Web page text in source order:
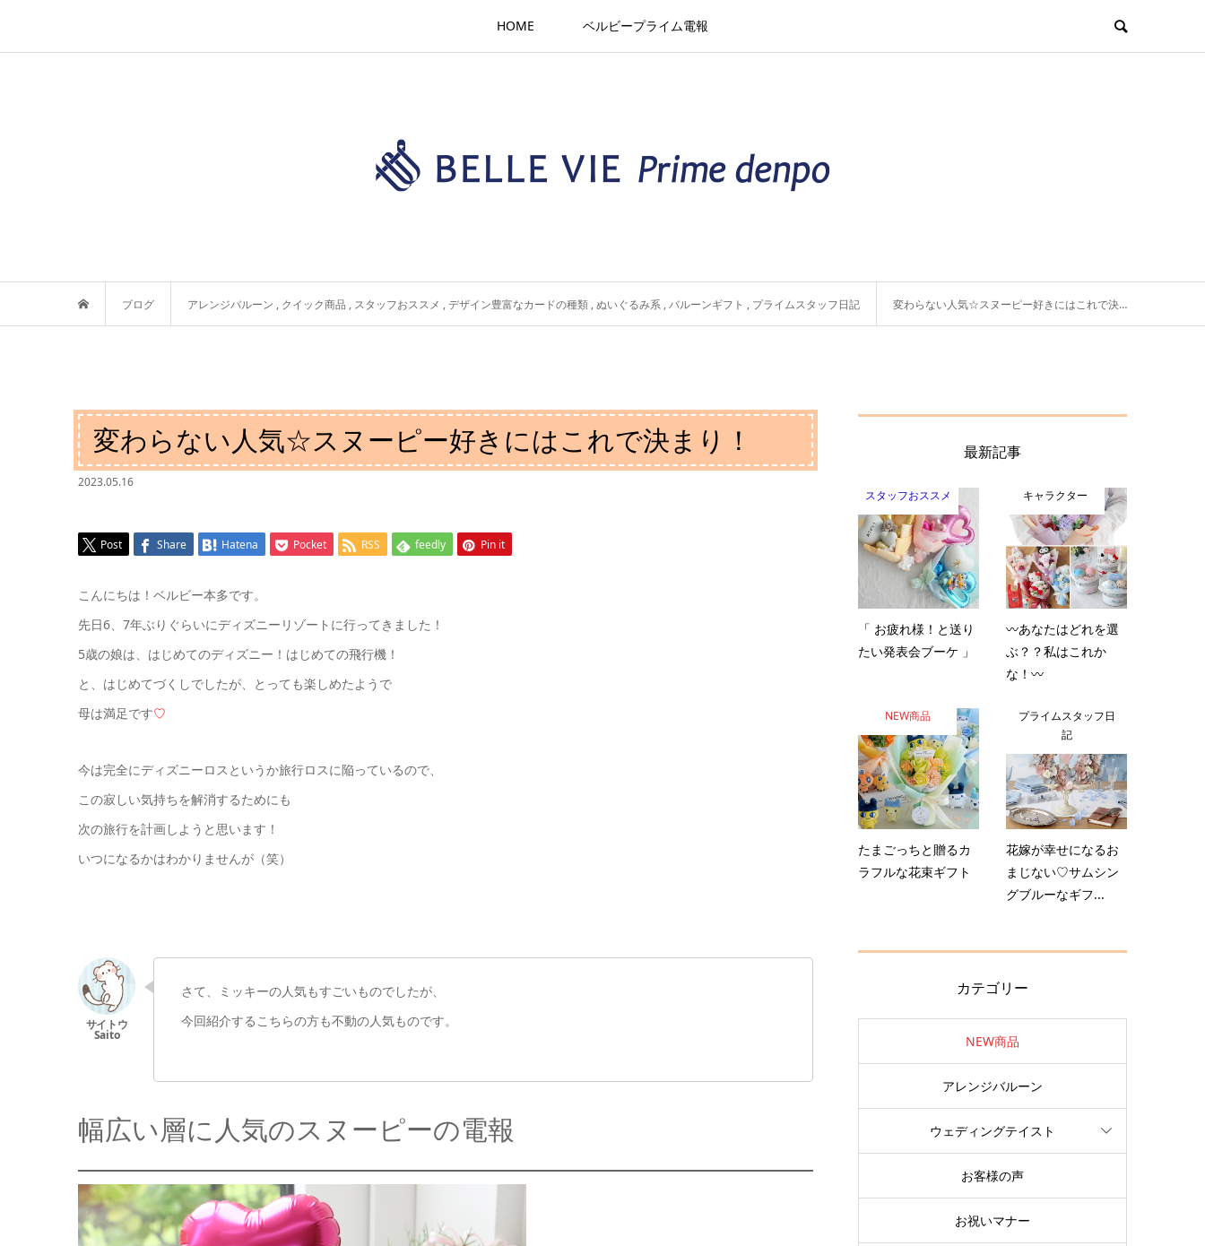
HOME ベルビープライム電報
ブログ アレンジバルーン , クイック商品 , スタッフおススメ ,デザイン豊富なカードの種類 ,ぬいぐるみ系 ,バルーンギフト , プライムスタッフ日記 変わらない人気☆スヌーピー好きにはこれで決まり！
変わらない人気☆スヌーピー好きにはこれで決まり！
2023.05.16
Post Share Hatena Pocket RSS feedly Pin it
こんにちは！ベルビー本多です。
先日6、7年ぶりぐらいにディズニーリゾートに行ってきました！
5歳の娘は、はじめてのディズニー！はじめての飛行機！
と、はじめてづくしでしたが、とっても楽しめたようで
母は満足です♡
今は完全にディズニーロスというか旅行ロスに陥っているので、
この寂しい気持ちを解消するためにも
次の旅行を計画しようと思います！
いつになるかはわかりませんが（笑）
さて、ミッキーの人気もすごいものでしたが、
今回紹介するこちらの方も不動の人気ものです。
幅広い層に人気のスヌーピーの電報
最新記事
スタッフおススメ
「 お疲れ様！と送り
たい発表会ブーケ 」
キャラクター
〰️あなたはどれを選
ぶ？？私はこれか
な！〰️
NEW商品
たまごっちと贈るカ
ラフルな花束ギフト
プライムスタッフ日
記
花嫁が幸せになるお
まじない♡サムシン
グブルーなギフ...
カテゴリー
NEW商品
アレンジバルーン
ウェディングテイスト
お客様の声
お祝いマナー